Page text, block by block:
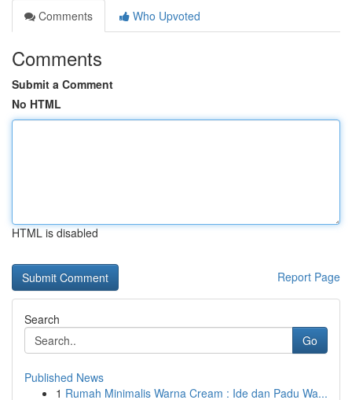
Comments
Who Upvoted
Comments
Submit a Comment
No HTML
HTML is disabled
Report Page
Search
Go
Published News
1 Rumah Minimalis Warna Cream : Ide dan Padu Wa...